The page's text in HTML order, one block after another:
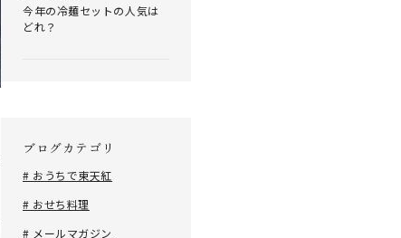
今年の冷麺セットの人気は
どれ？
ブログカテゴリ
# おうちで東天紅
# おせち料理
# メールマガジン